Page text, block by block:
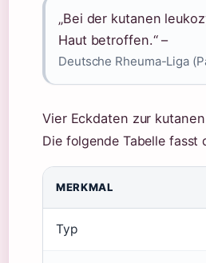
„Bei der kutanen
Haut betroffen.“ –
Deutsche Rheuma-Liga
Vier Eckdaten zur
Die folgende Tabelle fasst
MERKMAL
Typ